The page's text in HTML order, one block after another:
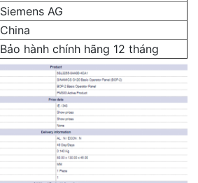
Siemens AG
China
Bảo hành chính hãng 12 tháng